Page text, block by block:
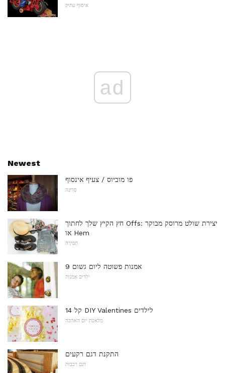
איסוף עתיק
ad
Newest
פו מוביוס / צעיף אינסוף
סְרִיגָה
חץ הקיץ שלך לחתוך Offs: יצירת שולט מרוסק מבוקר
או Hem
תְפִירָה
9 אמנות פשוטה ליום גשום
ילדים אמנות
14 קל DIY Valentines לילדים
מלאכת יום האהבה
התקנת דגם רקעים
דגם רכבות